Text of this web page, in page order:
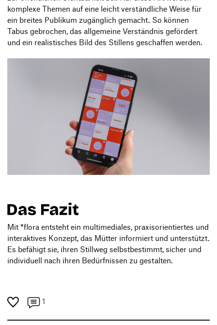
komplexe Themen auf eine leicht verständliche Weise für
ein breites Publikum zugänglich gemacht. So können
Tabus gebrochen, das allgemeine Verständnis gefördert
und ein realistisches Bild des Stillens geschaffen werden.
Mit *flora entsteht ein multimediales, praxisorientiertes und
interaktives Konzept, das Mütter informiert und unterstützt.
Es befähigt sie, ihren Stillweg selbstbestimmt, sicher und
individuell nach ihren Bedürfnissen zu gestalten.
1